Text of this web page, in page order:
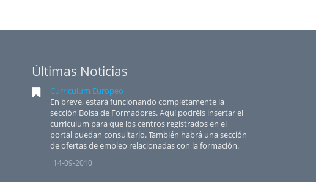
Últimas Noticias
Curriculum Europeo
En breve, estará funcionando completamente la
sección Bolsa de Formadores. Aquí podréis insertar el
curriculum para que los centros registrados en el
portal puedan consultarlo. También habrá una sección
de ofertas de empleo relacionadas con la formación.
14-09-2010